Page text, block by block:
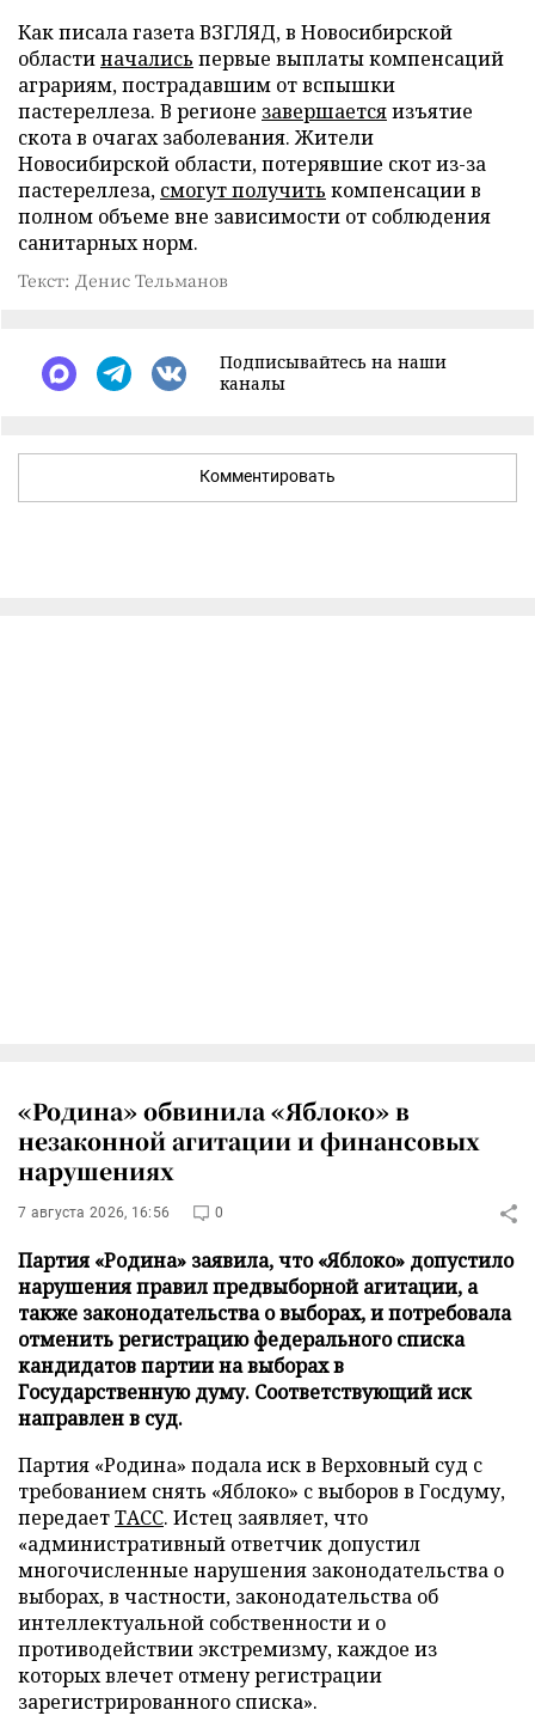
Как писала газета ВЗГЛЯД, в Новосибирской
областиначались первые выплаты компенсаций
аграриям, пострадавшим от вспышки
пастереллеза. В регионе завершаетсяизъятие
скота в очагах заболевания. Жители
Новосибирской области, потерявшие скот из-за
пастереллеза, смогут получить компенсации в
полном объеме вне зависимости от соблюдения
санитарных норм.
Текст: Денис Тельманов
Подписывайтесь на наши
каналы
Комментировать
«Родина» обвинила «Яблоко» в
незаконной агитации и финансовых
нарушениях
7 августа 2026, 16:56 0
Партия «Родина» заявила, что «Яблоко» допустило
нарушения правил предвыборной агитации, а
также законодательства о выборах, и потребовала
отменить регистрацию федерального списка
кандидатов партии на выборах в
Государственную думу. Соответствующий иск
направлен в суд.
Партия «Родина» подала иск в Верховный суд с
требованием снять «Яблоко» с выборов в Госдуму,
передаетТАСС. Истец заявляет, что
«административный ответчик допустил
многочисленные нарушения законодательства о
выборах, в частности, законодательства об
интеллектуальной собственности и о
противодействии экстремизму, каждое из
которых влечет отмену регистрации
зарегистрированного списка».